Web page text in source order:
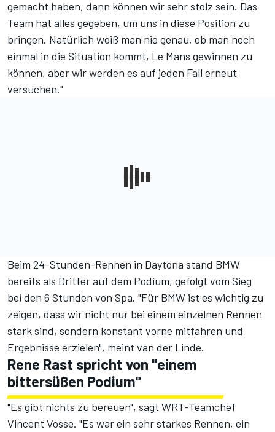
gemacht haben, dann können wir sehr stolz sein. Das
Team hat alles gegeben, um uns in diese Position zu
bringen. Natürlich weiß man nie genau, ob man noch
einmal in die Situation kommt, Le Mans gewinnen zu
können, aber wir werden es auf jeden Fall erneut
versuchen."
Beim 24-Stunden-Rennen in Daytona stand BMW
bereits als Dritter auf dem Podium, gefolgt vom Sieg
bei den 6 Stunden von Spa. "Für BMW ist es wichtig zu
zeigen, dass wir nicht nur bei einem einzelnen Rennen
stark sind, sondern konstant vorne mitfahren und
Ergebnisse erzielen", meint van der Linde.
Rene Rast spricht von "einem
bittersüßen Podium"
"Es gibt nichts zu bereuen", sagt WRT-Teamchef
Vincent Vosse. "Es war ein sehr starkes Rennen, ein